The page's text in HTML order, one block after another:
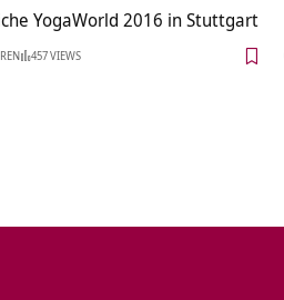
YogaWorld 2016 in Stuttgart
457 VIEWS